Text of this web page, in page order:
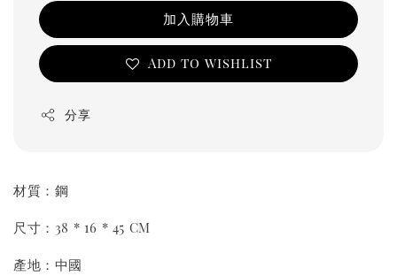
加入購物車
Add to wishlist
分享
材質：鋼
尺寸：38 * 16 * 45 CM
產地：中國